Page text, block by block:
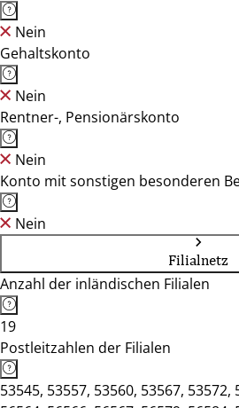
Nein
Gehaltskonto
Nein
Rentner-, Pensionärskonto
Nein
Konto mit sonstigen besonderen
Nein
Filialnetz
Anzahl der inländischen Filialen
19
Postleitzahlen der Filialen
53545, 53557, 53560, 53567, 53572,